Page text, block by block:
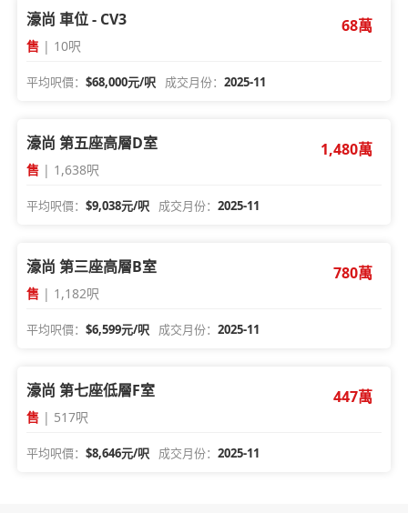
濠尚 車位 - CV3
售 | 10呎
68萬
平均呎價：$68,000元/呎 成交月份：2025-11
濠尚 第五座高層D室
售 | 1,638呎
1,480萬
平均呎價：$9,038元/呎 成交月份：2025-11
濠尚 第三座高層B室
售 | 1,182呎
780萬
平均呎價：$6,599元/呎 成交月份：2025-11
濠尚 第七座低層F室
售 | 517呎
447萬
平均呎價：$8,646元/呎 成交月份：2025-11